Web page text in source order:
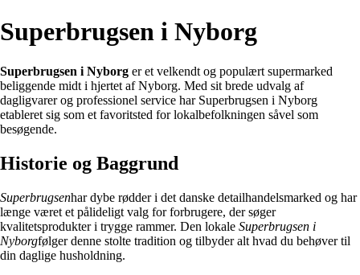
Superbrugsen i Nyborg
Superbrugsen i Nyborg er et velkendt og populært supermarked
beliggende midt i hjertet af Nyborg. Med sit brede udvalg af
dagligvarer og professionel service har Superbrugsen i Nyborg
etableret sig som et favoritsted for lokalbefolkningen såvel som
besøgende.
Historie og Baggrund
Superbrugsenhar dybe rødder i det danske detailhandelsmarked og har
længe været et pålideligt valg for forbrugere, der søger
kvalitetsprodukter i trygge rammer. Den lokale Superbrugsen i
Nyborgfølger denne stolte tradition og tilbyder alt hvad du behøver til
din daglige husholdning.